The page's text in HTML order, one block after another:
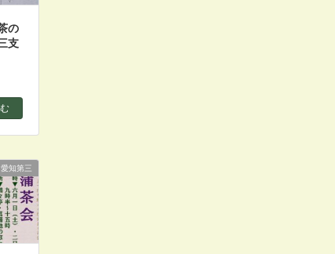
の
支
愛知第三